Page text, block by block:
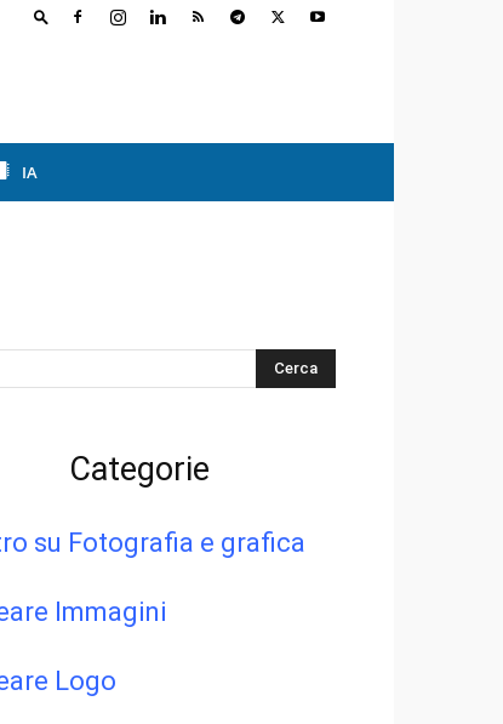
IA
s
Categorie
su Fotografia e grafica
Immagini
Logo